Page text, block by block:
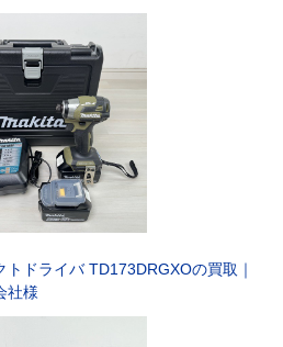
トドライバ TD173DRGXOの買取｜
社様